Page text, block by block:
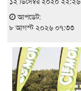
আপডেট:
৮ আগস্ট ২০২৬ ০৭:৩৩